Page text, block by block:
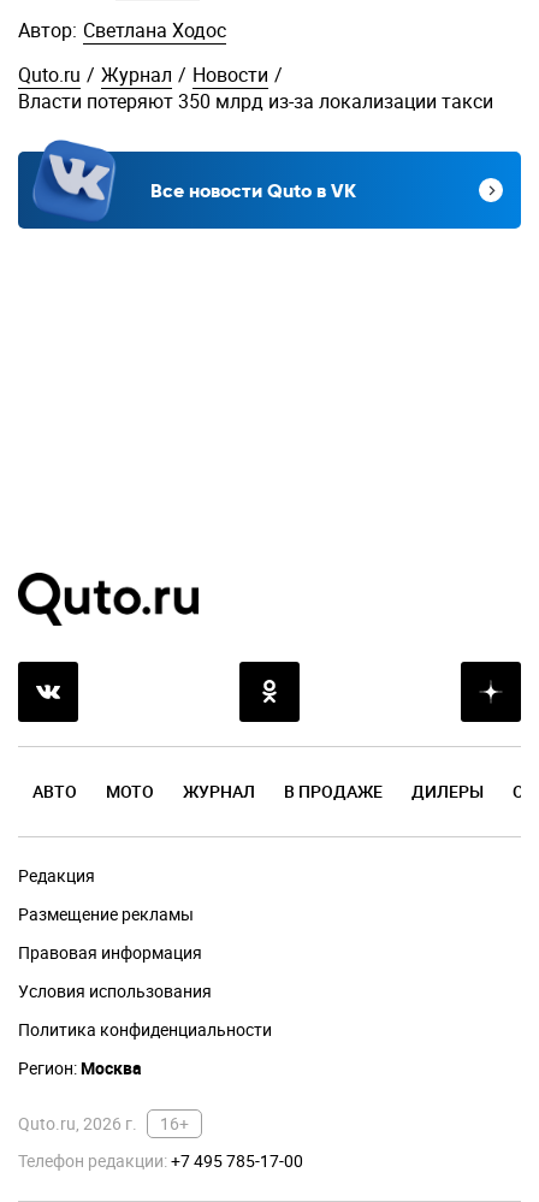
Автор: Светлана Ходос
Quto.ru / Журнал / Новости /
Власти потеряют 350 млрд из-за локализации такси
Все новости Quto в VK
АВТО МОТО ЖУРНАЛ В ПРОДАЖЕ ДИЛЕРЫ
Редакция
Размещение рекламы
Правовая информация
Условия использования
Политика конфиденциальности
Регион:Москва
Quto.ru, 2026 г.
16+
Телефон редакции:+7 495 785-17-00